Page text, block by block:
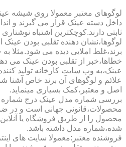
لوگوهای معتبر معمولا روی شیشه
داخل دسته عینک قرار می گیرند و
ثابتی دارند.کوچکترین اشتباه
لوگوها،نشان دهنده تقلبی بودن
برند،غلط املایی دیده می شود.مثلا به
خطاها،خبر از تقلبی بودن عینک می
عینک،به وب سایت کارخانه تولید
علائم و لوگوهای آن برند خاص آشنا
اصل و معتبر،کمک بسیاری مینماید.
بررسی شماره مدل عینک درج
محصولات،قانونی جهانی است و در
محصول را از طریق فروشگاه یا
شده،شماره مدل داشته باشد.
فروشنده معتبر:معمولا سایت های